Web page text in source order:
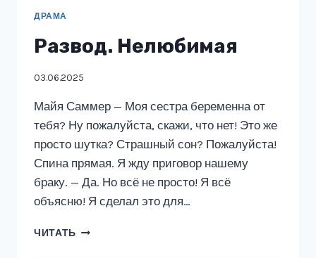
ДРАМА
Развод. Нелюбимая
03.06.2025
Майя Саммер — Моя сестра беременна от
тебя? Ну пожалуйста, скажи, что нет! Это же
просто шутка? Страшный сон? Пожалуйста!
Спина прямая. Я жду приговор нашему
браку. — Да. Но всё не просто! Я всё
объясню! Я сделал это для…
ЧИТАТЬ РАЗВОД.